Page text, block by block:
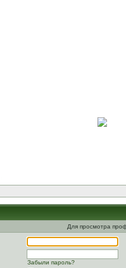
Для просмотра
Забыли пароль?